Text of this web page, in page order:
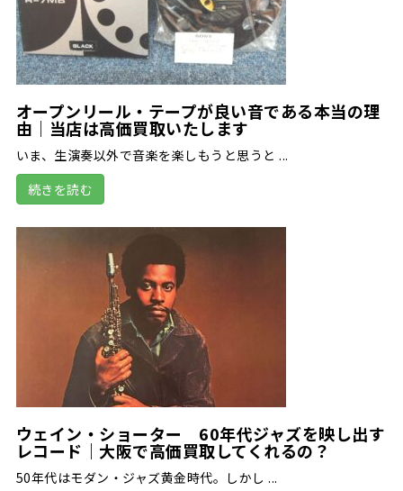
オープンリール・テープが良い音である本当の理
由｜当店は高価買取いたします
いま、生演奏以外で音楽を楽しもうと思うと ...
続きを読む
ウェイン・ショーター 60年代ジャズを映し出す
レコード｜大阪で高価買取してくれるの？
50年代はモダン・ジャズ黄金時代。しかし ...